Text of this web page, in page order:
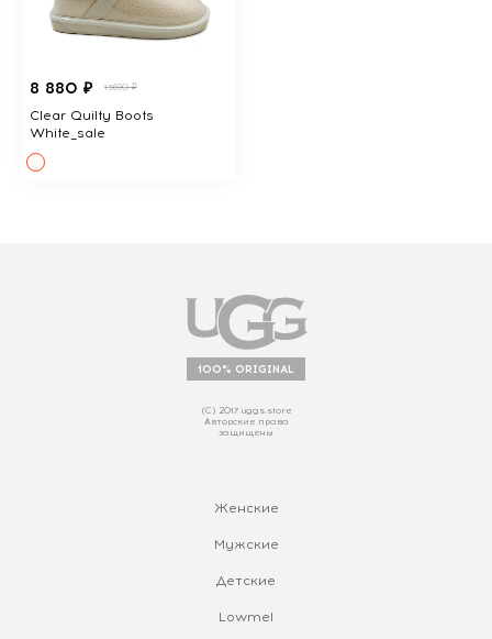
8 880 ₽ 13690 ₽
Clear Quilty Boots
White_sale
100% ORIGINAL
(С) 2017 uggs.store
Авторские права
защищены
Женские
Мужские
Детские
Lowmel